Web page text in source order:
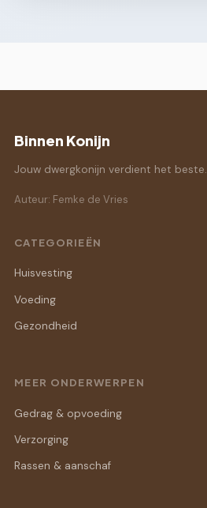
Binnen Konijn
Jouw dwergkonijn verdient het beste.
Auteur: Femke de Vries
CATEGORIEËN
Huisvesting
Voeding
Gezondheid
MEER ONDERWERPEN
Gedrag & opvoeding
Verzorging
Rassen & aanschaf